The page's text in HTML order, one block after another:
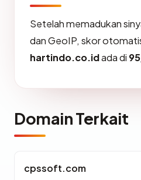
Setelah memadukan
dan GeoIP, skor
hartindo.co.idada di
Domain Terkait
cpssoft.com